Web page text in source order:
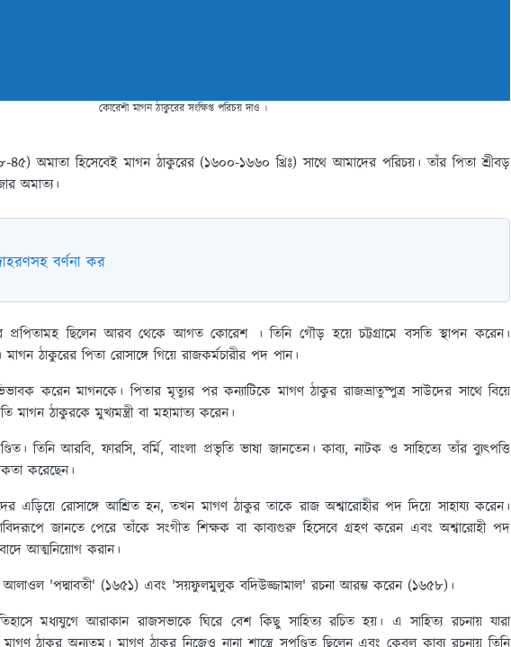
কোরেশী মাগন ঠাকুরের সংক্ষিপ্ত পরিচয় দাও ।
অমাতা হিসেবেই মাগন ঠাকুরের (১৬০০-১৬৬০ খ্রিঃ) সাথে আমাদের পরিচয়। তাঁর পিতা শ্রীবড়
অমাত্য।
বর্ণনা কর
প্রপিতামহ ছিলেন আরব থেকে আগত কোরেশ । তিনি গৌড় হয়ে চট্টগ্রামে বসতি স্থাপন করেন।
ঠাকুরের পিতা রোসাঙ্গে গিয়ে রাজকর্মচারীর পদ পান।
করেন মাগনকে। পিতার মৃত্যুর পর কন্যাটিকে মাগণ ঠাকুর রাজভ্রাতুষ্পুত্র সাউদের সাথে বিয়ে
ঠাকুরকে মুখ্যমন্ত্রী বা মহামাত্য করেন।
তিনি আরবি, ফারসি, বর্মি, বাংলা প্রভৃতি ভাষা জানতেন। কাব্য, নাটক ও সাহিত্যে তাঁর ব্যুৎপত্তি
করেছেন।
এড়িয়ে রোসাঙ্গে আশ্রিত হন, তখন মাগণ ঠাকুর তাকে রাজ অশ্বারোহীর পদ দিয়ে সাহায্য করেন।
জানতে পেরে তাঁকে সংগীত শিক্ষক বা কাব্যগুরু হিসেবে গ্রহণ করেন এবং অশ্বারোহী পদ
আত্মনিয়োগ করান।
আলাওল 'পদ্মাবতী' (১৬৫১) এবং 'সয়ফুলমুলুক বদিউজ্জামাল' রচনা আরম্ভ করেন (১৬৫৮)।
মধ্যযুগে আরাকান রাজসভাকে ঘিরে বেশ কিছু সাহিত্য রচিত হয়। এ সাহিত্য রচনায় যারা